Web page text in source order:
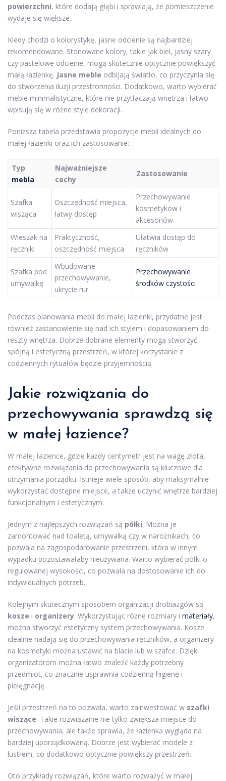
powierzchni, które dodają głębi i sprawiają, że pomieszczenie
wydaje się większe.
Kiedy chodzi o kolorystykę, jasne odcienie są najbardziej
rekomendowane. Stonowane kolory, takie jak biel, jasny szary
czy pastelowe odcienie, mogą skutecznie optycznie powiększyć
małą łazienkę. Jasne meble odbijają światło, co przyczynia się
do stworzenia iluzji przestronności. Dodatkowo, warto wybierać
meble minimalistyczne, które nie przytłaczają wnętrza i łatwo
wpisują się w różne style dekoracji.
Poniższa tabela przedstawia propozycje mebli idealnych do
małej łazienki oraz ich zastosowanie:
Typ
mebla
Najważniejsze
cechy
Zastosowanie
Szafka
wisząca
Oszczędność miejsca,
łatwy dostęp
Przechowywanie
kosmetyków i
akcesoriów
Wieszak na
ręczniki
Praktyczność,
oszczędność miejsca
Ułatwia dostęp do
ręczników
Szafka pod
umywalkę
Wbudowane
przechowywanie,
ukrycie rur
Przechowywanie
środków czystości
Podczas planowania mebli do małej łazienki, przydatne jest
również zastanowienie się nad ich stylem i dopasowaniem do
reszty wnętrza. Dobrze dobrane elementy mogą stworzyć
spójną i estetyczną przestrzeń, w której korzystanie z
codziennych rytuałów będzie przyjemnością.
Jakie rozwiązania do
przechowywania sprawdzą się
w małej łazience?
W małej łazience, gdzie każdy centymetr jest na wagę złota,
efektywne rozwiązania do przechowywania są kluczowe dla
utrzymania porządku. Istnieje wiele sposób, aby maksymalnie
wykorzystać dostępne miejsce, a także uczynić wnętrze bardziej
funkcjonalnym i estetycznym.
Jednym z najlepszych rozwiązań są półki. Można je
zamontować nad toaletą, umywalką czy w narożnikach, co
pozwala na zagospodarowanie przestrzeni, która w innym
wypadku pozostawałaby nieużywana. Warto wybierać półki o
regulowanej wysokości, co pozwala na dostosowanie ich do
indywidualnych potrzeb.
Kolejnym skutecznym sposobem organizacji drobiazgów są
kosze i organizery. Wykorzystując różne rozmiary i materiały,
można stworzyć estetyczny system przechowywania. Kosze
idealnie nadają się do przechowywania ręczników, a organizery
na kosmetyki można ustawić na blacie lub w szafce. Dzięki
organizatorom można łatwo znaleźć każdy potrzebny
przedmiot, co znacznie usprawnia codzienną higienę i
pielęgnację.
Jeśli przestrzeń na to pozwala, warto zainwestować w szafki
wiszące. Takie rozwiązanie nie tylko zwiększa miejsce do
przechowywania, ale także sprawia, że łazienka wygląda na
bardziej uporządkowaną. Dobrze jest wybierać modele z
lustrem, co dodatkowo optycznie powiększy przestrzeń.
Oto przykłady rozwiązań, które warto rozważyć w małej